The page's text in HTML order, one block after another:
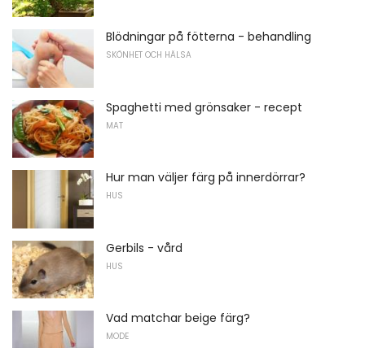
Blödningar på fötterna - behandling
SKÖNHET OCH HÄLSA
Spaghetti med grönsaker - recept
MAT
Hur man väljer färg på innerdörrar?
HUS
Gerbils - vård
HUS
Vad matchar beige färg?
MODE